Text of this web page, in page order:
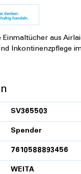
denken.
handeln.
Einmaltücher aus
Inkontinenzpflege
SV365503
Spender
7610588893456
WEITA